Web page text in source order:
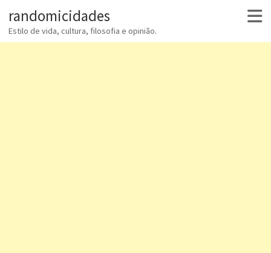
randomicidades
Estilo de vida, cultura, filosofia e opinião.